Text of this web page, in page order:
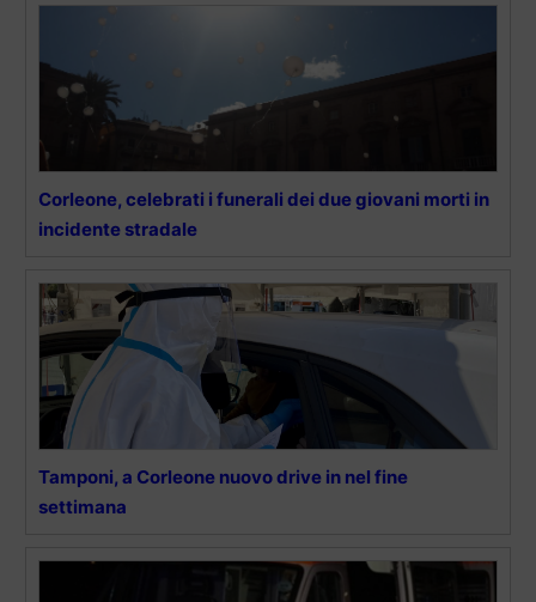
Corleone, celebrati i funerali dei due giovani morti in
incidente stradale
Tamponi, a Corleone nuovo drive in nel fine
settimana